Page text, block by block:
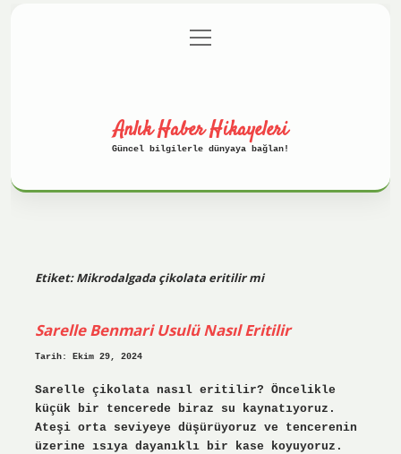
Gizlilik Politikası
menüyü
aç
Anlık Haber Hikayeleri
Güncel bilgilerle dünyaya bağlan!
Etiket:Mikrodalgada çikolata eritilir mi
Sarelle Benmari Usulü Nasıl Eritilir
Tarih: Ekim 29, 2024
Sarelle çikolata nasıl eritilir? Öncelikle
küçük bir tencerede biraz su kaynatıyoruz.
Ateşi orta seviyeye düşürüyoruz ve tencerenin
üzerine ısıya dayanıklı bir kase koyuyoruz.